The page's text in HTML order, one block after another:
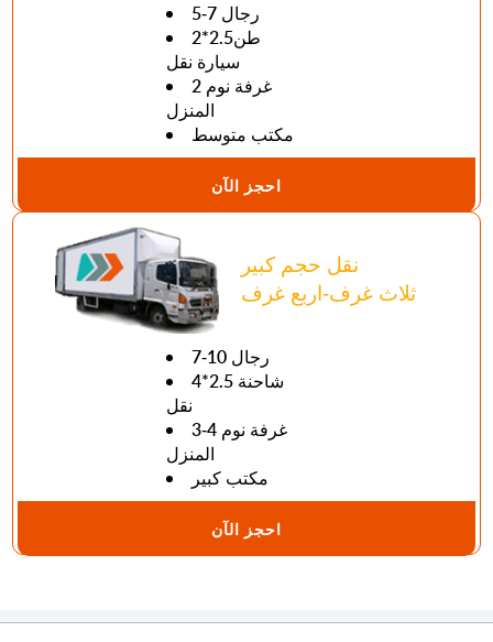
5-7 رجال
طن2.5*2
سيارة نقل
2 غرفة نوم
المنزل
مكتب متوسط
احجز الآن
نقل حجم كبير
ثلاث غرف-اربع غرف
7-10 رجال
4*2.5 شاحنة
نقل
3-4 غرفة نوم
المنزل
مكتب كبير
احجز الآن